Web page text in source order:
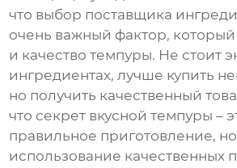
что выбор поставщика
очень важный фактор, который
и качествотемпуры. Не стоит
ингредиентах, лучше купить
но получить качественный
что секрет вкуснойтемпуры –
правильное приготовление,
использование качественных